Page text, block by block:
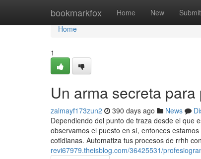
bookmarkfox Home New Submit
Home
Home
1
Un arma secreta
zalmayf173zun2 390 days ago News
Dependiendo del punto de traza desde el que
observamos el puesto en sí, entonces
cotidianas. Automatiza tus procesos de rrhh
revi67979.theisblog.com/36425531/